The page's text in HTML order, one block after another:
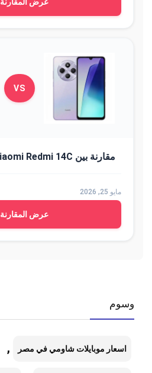
عرض المقارنة
VS
مقارنة بين Xiaomi Redmi 14C و Infinix Hot 50i
مايو 25, 2026
عرض المقارنة
وسوم
اسعار موبايلات شاومي في مصر ,